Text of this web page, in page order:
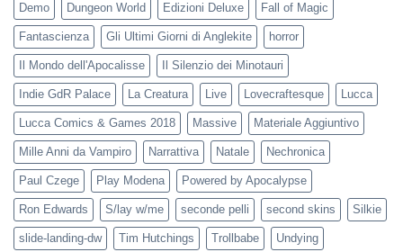
Demo Dungeon World Edizioni Deluxe Fall of Magic
Fantascienza Gli Ultimi Giorni di Anglekite horror
Il Mondo dell'Apocalisse Il Silenzio dei Minotauri
Indie GdR Palace La Creatura Live Lovecraftesque Lucca
Lucca Comics & Games 2018 Massive Materiale Aggiuntivo
Mille Anni da Vampiro Narrattiva Natale Nechronica
Paul Czege Play Modena Powered by Apocalypse
Ron Edwards S/lay w/me seconde pelli second skins Silkie
slide-landing-dw Tim Hutchings Trollbabe Undying